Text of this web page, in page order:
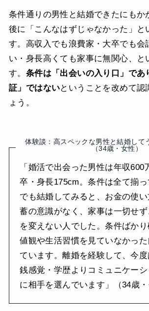
条件通りの男性と結婚できたにもか
後に「こんなはずじゃなかった」と
す。高収入でも浪費家・大卒でも会
い・身長高くても家事に無関心、と
す。 条件は「出会いの入り口」であ
証」ではないということを改めて認
ょう。
体験談：高スペックな男性と結婚して
（34歳・女性）
「婚活で出会った男性は年収600
卒・身長175cm。条件は全て揃っ
でも結婚してみると、お金の使
蓄の意識がなく、家事は一切せ
を変えない人でした。条件ばか
値観や生活習慣を見ていなかっ
ています。離婚を経験して、今
銭感覚・学歴よりコミュニケー
に相手を選んでいます」（34歳・